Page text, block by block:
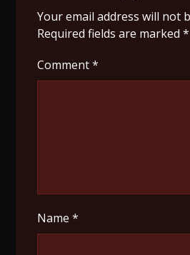
Your email address will not
Required fields are marked*
Comment*
Name*